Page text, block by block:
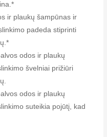
ir plaukų šampūnas ir
padeda stiprinti
odos ir plaukų
švelniai prižiūri
odos ir plaukų
suteikia pojūtį, kad